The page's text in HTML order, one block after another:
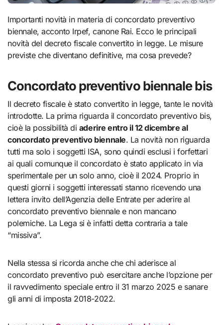
Importanti novità in materia di concordato preventivo
biennale, acconto Irpef, canone Rai. Ecco le principali
novità del decreto fiscale convertito in legge. Le misure
previste che diventano definitive, ma cosa prevede?
Concordato preventivo biennale bis
Il decreto fiscale è stato convertito in legge, tante le novità
introdotte. La prima riguarda il concordato preventivo bis,
cioè la possibilità di aderire entro il 12 dicembre al
concordato preventivo biennale. La novità non riguarda
tutti ma solo i soggetti ISA, sono quindi esclusi i forfettari
ai quali comunque il concordato è stato applicato in via
sperimentale per un solo anno, cioè il 2024. Proprio in
questi giorni i soggetti interessati stanno ricevendo una
lettera invito dell’Agenzia delle Entrate per aderire al
concordato preventivo biennale e non mancano
polemiche. La Lega si è infatti detta contraria a tale
“missiva”.
Nella stessa si ricorda anche che chi aderisce al
concordato preventivo può esercitare anche l’opzione per
il ravvedimento speciale entro il 31 marzo 2025 e sanare
gli anni di imposta 2018-2022.